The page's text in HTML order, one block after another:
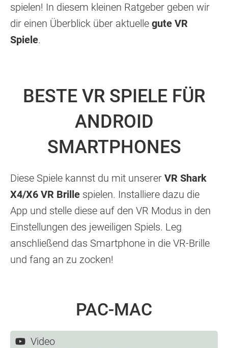
spielen! In diesem kleinen Ratgeber geben wir
dir einen Überblick über aktuelle gute VR
Spiele.
BESTE VR SPIELE FÜR
ANDROID
SMARTPHONES
Diese Spiele kannst du mit unserer VR Shark
X4/X6 VR Brille spielen. Installiere dazu die
App und stelle diese auf den VR Modus in den
Einstellungen des jeweiligen Spiels. Leg
anschließend das Smartphone in die VR-Brille
und fang an zu zocken!
​PAC-MAC
Video